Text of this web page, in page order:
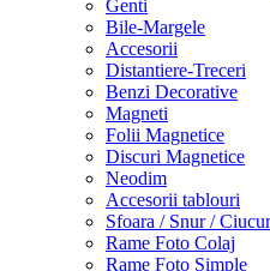
Genti
Bile-Margele
Accesorii
Distantiere-Treceri
Benzi Decorative
Magneti
Folii Magnetice
Discuri Magnetice
Neodim
Accesorii tablouri
Sfoara / Snur /
Rame Foto Colaj
Rame Foto Simple